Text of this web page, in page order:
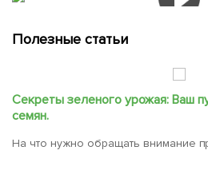
Полезные статьи
Секреты зеленого урожая: Ваш
семян.
На что нужно обращать внимание